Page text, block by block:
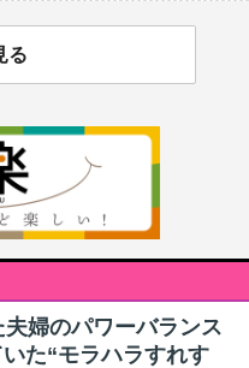
る
婦のパワーバランス
た“モラハラすれす